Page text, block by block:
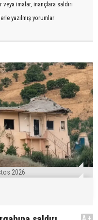
imalar, inançlara saldırı
yazılmış yorumlar
2026